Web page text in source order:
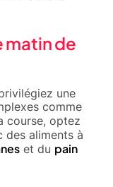
matin de
une
comme
course, optez
des aliments à
et du pain